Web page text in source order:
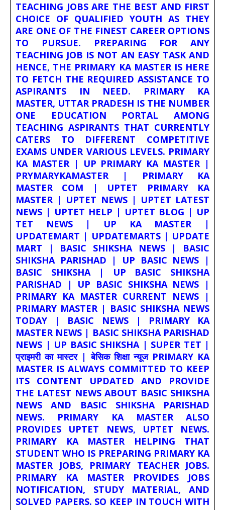
TEACHING JOBS ARE THE BEST AND FIRST
CHOICE OF QUALIFIED YOUTH AS THEY
ARE ONE OF THE FINEST CAREER OPTIONS
TO PURSUE. PREPARING FOR ANY
TEACHING JOB IS NOT AN EASY TASK AND
HENCE, THE PRIMARY KA MASTER IS HERE
TO FETCH THE REQUIRED ASSISTANCE TO
ASPIRANTS IN NEED. PRIMARY KA
MASTER, UTTAR PRADESH IS THE NUMBER
ONE EDUCATION PORTAL AMONG
TEACHING ASPIRANTS THAT CURRENTLY
CATERS TO DIFFERENT COMPETITIVE
EXAMS UNDER VARIOUS LEVELS. PRIMARY
KA MASTER | UP PRIMARY KA MASTER |
PRYMARYKAMASTER | PRIMARY KA
MASTER COM | UPTET PRIMARY KA
MASTER | UPTET NEWS | UPTET LATEST
NEWS | UPTET HELP | UPTET BLOG | UP
TET NEWS | UP KA MASTER |
UPDATEMART | UPDATEMARTS | UPDATE
MART | BASIC SHIKSHA NEWS | BASIC
SHIKSHA PARISHAD | UP BASIC NEWS |
BASIC SHIKSHA | UP BASIC SHIKSHA
PARISHAD | UP BASIC SHIKSHA NEWS |
PRIMARY KA MASTER CURRENT NEWS |
PRIMARY MASTER | BASIC SHIKSHA NEWS
TODAY | BASIC NEWS | PRIMARY KA
MASTER NEWS | BASIC SHIKSHA PARISHAD
NEWS | UP BASIC SHIKSHA | SUPER TET |
प्राइमरी का मास्टर | बेसिक शिक्षा न्यूज PRIMARY KA
MASTER IS ALWAYS COMMITTED TO KEEP
ITS CONTENT UPDATED AND PROVIDE
THE LATEST NEWS ABOUT BASIC SHIKSHA
NEWS AND BASIC SHIKSHA PARISHAD
NEWS. PRIMARY KA MASTER ALSO
PROVIDES UPTET NEWS, UPTET NEWS.
PRIMARY KA MASTER HELPING THAT
STUDENT WHO IS PREPARING PRIMARY KA
MASTER JOBS, PRIMARY TEACHER JOBS.
PRIMARY KA MASTER PROVIDES JOBS
NOTIFICATION, STUDY MATERIAL, AND
SOLVED PAPERS. SO KEEP IN TOUCH WITH